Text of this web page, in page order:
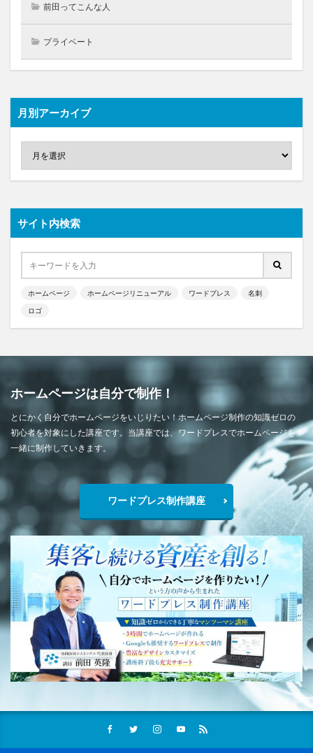
前田ってこんな人
プライベート
月別アーカイブ
サイト内検索
ホームページ ホームページリニューアル ワードプレス 名刺
ロゴ
ホームページは自分で制作！
とにかく自分でホームページをいじりたい！ホームページ制作の知識ゼロの
初心者を対象にした講座です。当講座では、ワードプレスでホームページを
一緒に制作していきます。
ワードプレス制作講座